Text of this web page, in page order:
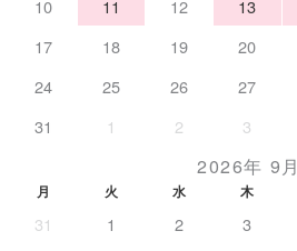
10
11 12 13
17
18 19 20
24
25 26 27
31
1 2 3
2026年 9月
月 火 水 木
31 1 2 3